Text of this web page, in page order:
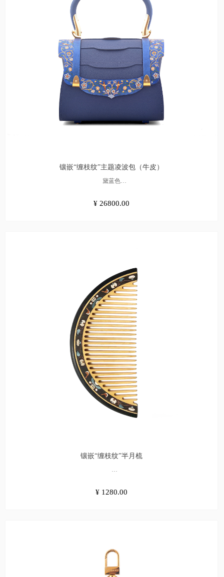
镶嵌“缠枝纹”主题凌波包（牛皮）
黛蓝色
¥26800.00
¥ 26800.00
镶嵌“缠枝纹”半月梳
¥1280.00
¥ 1280.00